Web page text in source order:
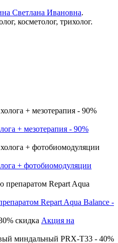
Светлана Ивановна.
косметолог, трихолог.
+ мезотерапия - 90%
+ фотобиомодуляции
Repart Aqua Balance -
Акция на